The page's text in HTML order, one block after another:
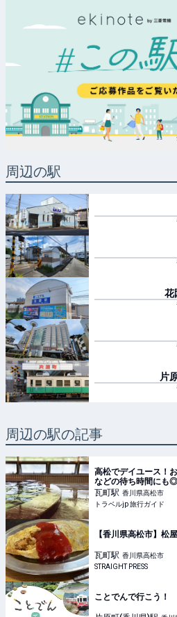
周辺の駅
花
片
周辺の駅の記事
高松でデイユース！
などの待ち時間にも
瓦町駅 香川県高松市
トラベルjp 旅行ガイド
【香川県高松市】松
瓦町駅 香川県高松市
STRAIGHT PRESS
ことでんで行こう！